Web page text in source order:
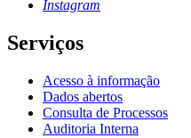
Instagram
Serviços
Acesso à informação
Dados abertos
Consulta de Processos
Auditoria Interna